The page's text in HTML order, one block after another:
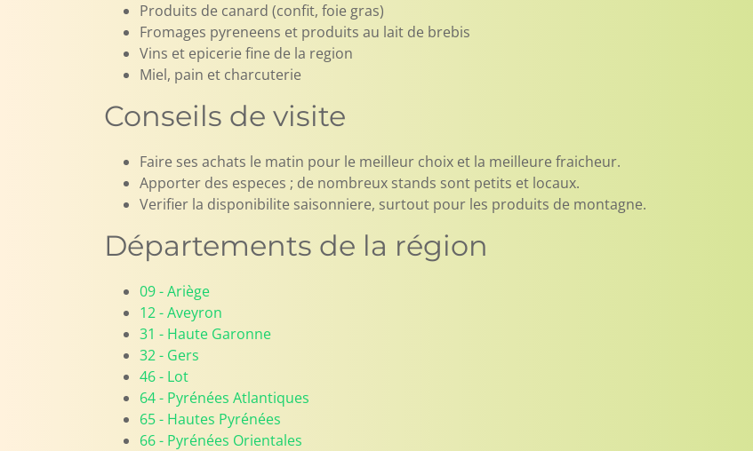
Produits de canard (confit, foie gras)
Fromages pyreneens et produits au lait de brebis
Vins et epicerie fine de la region
Miel, pain et charcuterie
Conseils de visite
Faire ses achats le matin pour le meilleur choix et la meilleure fraicheur.
Apporter des especes ; de nombreux stands sont petits et locaux.
Verifier la disponibilite saisonniere, surtout pour les produits de montagne.
Départements de la région
09 - Ariège
12 - Aveyron
31 - Haute Garonne
32 - Gers
46 - Lot
64 - Pyrénées Atlantiques
65 - Hautes Pyrénées
66 - Pyrénées Orientales